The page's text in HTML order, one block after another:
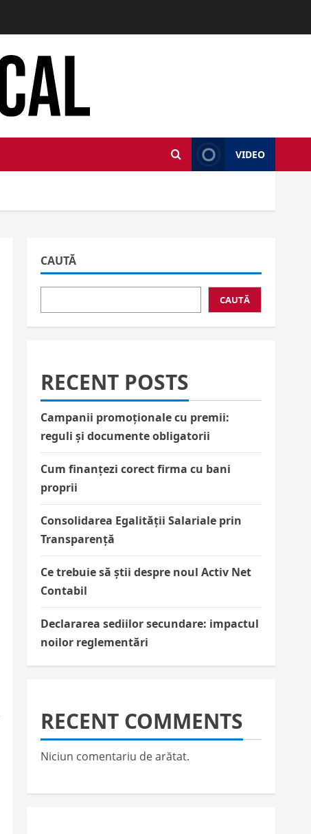
VIDEO
CAUTĂ
CAUTĂ
RECENT POSTS
Campanii promoționale cu premii:
reguli și documente obligatorii
Cum finanțezi corect firma cu bani
proprii
Consolidarea Egalității Salariale prin
Transparență
Ce trebuie să știi despre noul Activ Net
Contabil
Declararea sediilor secundare: impactul
noilor reglementări
RECENT COMMENTS
Niciun comentariu de arătat.